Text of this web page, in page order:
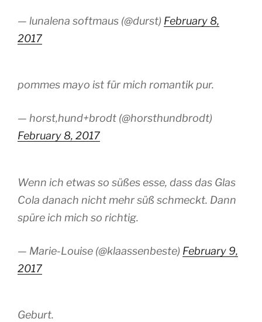
— lunalena softmaus (@durst) February 8,
2017
pommes mayo ist für mich romantik pur.
— horst,hund+brodt (@horsthundbrodt)
February 8, 2017
Wenn ich etwas so süßes esse, dass das Glas
Cola danach nicht mehr süß schmeckt. Dann
spüre ich mich so richtig.
— Marie-Louise (@klaassenbeste) February 9,
2017
Geburt.